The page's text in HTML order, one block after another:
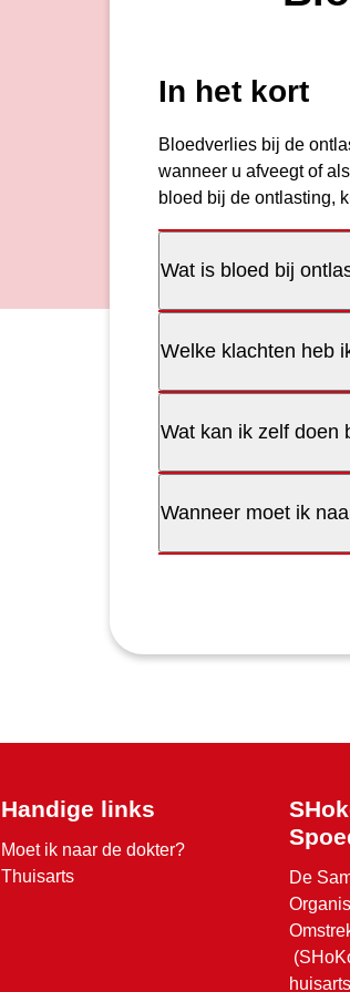
In het kort
Bloedverlies bij de
wanneer u afveegt of
bloed bij de ontlasting,
Wat is bloed bij
Welke klachten heb
Wat kan ik zelf doen
Wanneer moet ik
Handige links
Moet ik naar de dokter?
Thuisarts
De